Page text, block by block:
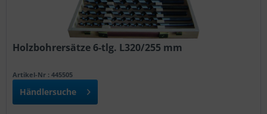
Holzbohrersätze 6-tlg. L320/255 mm
Artikel-Nr : 445505
Händlersuche